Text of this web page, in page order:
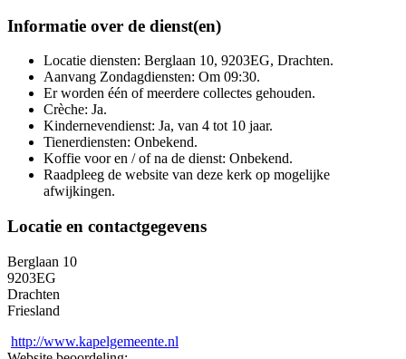
Informatie over de dienst(en)
Locatie diensten: Berglaan 10, 9203EG, Drachten.
Aanvang Zondagdiensten: Om 09:30.
Er worden één of meerdere collectes gehouden.
Crèche: Ja.
Kindernevendienst: Ja, van 4 tot 10 jaar.
Tienerdiensten: Onbekend.
Koffie voor en / of na de dienst: Onbekend.
Raadpleeg de website van deze kerk op mogelijke
afwijkingen.
Locatie en contactgegevens
Berglaan 10
9203EG
Drachten
Friesland
http://www.kapelgemeente.nl